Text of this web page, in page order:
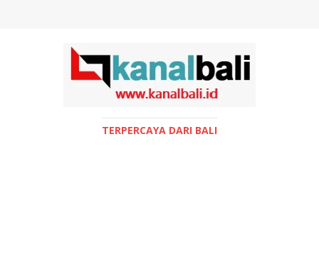
TERPERCAYA DARI BALI